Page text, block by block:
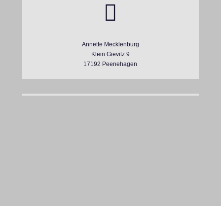

Annette Mecklenburg
Klein Gievitz 9
17192 Peenehagen